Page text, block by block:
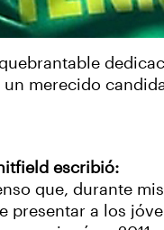
merecido
escribió:
que, durante
presentar a los